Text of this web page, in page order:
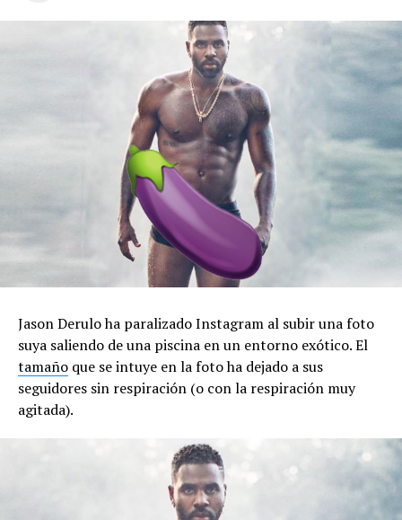
Jason Derulo ha paralizado Instagram al subir una foto
suya saliendo de una piscina en un entorno exótico. El
tamaño que se intuye en la foto ha dejado a sus
seguidores sin respiración (o con la respiración muy
agitada).